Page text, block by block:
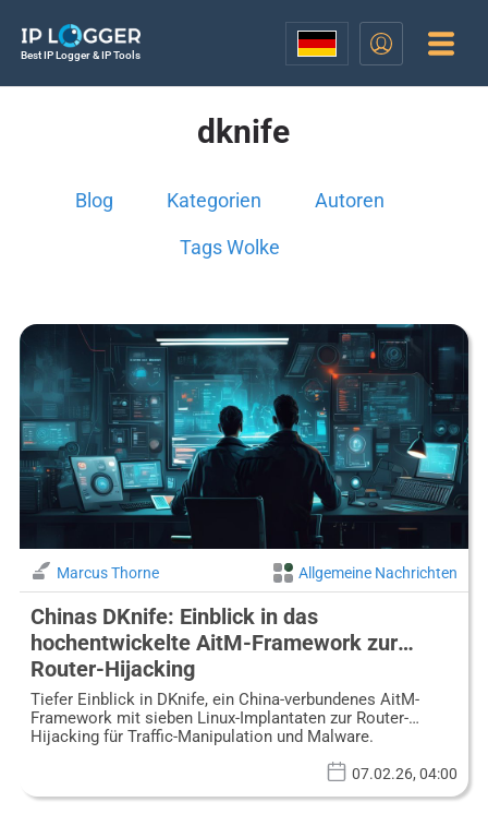
Best IP Logger & IP Tools
dknife
Blog Kategorien Autoren
Tags Wolke
Marcus Thorne Allgemeine Nachrichten
Chinas DKnife: Einblick in das
hochentwickelte AitM-Framework zur
Router-Hijacking
Tiefer Einblick in DKnife, ein China-verbundenes AitM-
Framework mit sieben Linux-Implantaten zur Router-
Hijacking für Traffic-Manipulation und Malware.
07.02.26, 04:00